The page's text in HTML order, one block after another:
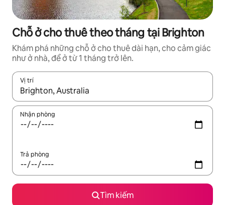
Chỗ ở cho thuê theo tháng tại Brighton
Khám phá những chỗ ở cho thuê dài hạn, cho cảm giác
như ở nhà, để ở từ 1 tháng trở lên.
Vị trí
Khi có kết quả, hãy điều hướng bằng phím mũi tên lên và
Nhận phòng
Trả phòng
Tìm kiếm